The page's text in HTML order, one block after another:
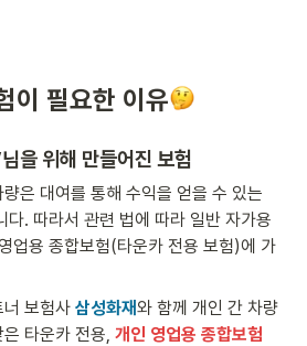
이 필요한 이유
을 위해 만들어진 보험
은 대여를 통해 수익을 얻을 수 있는
다. 따라서 관련 법에 따라 일반 자가용
업용 종합보험(타운카 전용 보험)에 가
너 보험사 삼성화재와 함께 개인 간 차량
타운카 전용, 개인 영업용 종합보험